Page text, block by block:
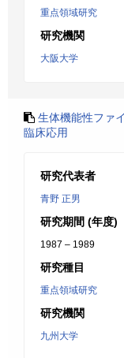
重点領域研究
研究機関
大阪大学
生体機能性ファ
臨床応用
研究代表者
青野 正男
研究期間 (年度)
1987 – 1989
研究種目
重点領域研究
研究機関
九州大学